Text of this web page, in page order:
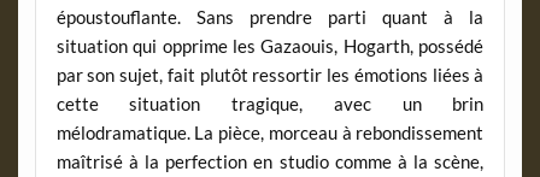
époustouflante. Sans prendre parti quant à la
situation qui opprime les Gazaouis, Hogarth, possédé
par son sujet, fait plutôt ressortir les émotions liées à
cette situation tragique, avec un brin
mélodramatique. La pièce, morceau à rebondissement
maîtrisé à la perfection en studio comme à la scène,